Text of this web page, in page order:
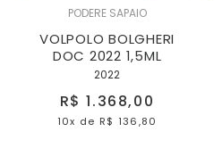
PODERE SAPAIO
VOLPOLO BOLGHERI
DOC 2022 1,5ML
2022
R$ 1.368,00
10x de R$ 136,80